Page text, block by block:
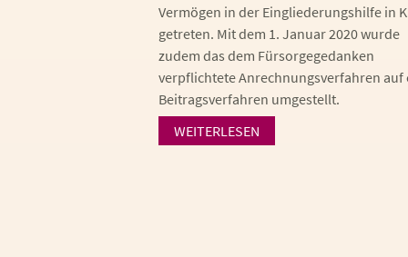
Vermögen in der Eingliederungshilfe in
getreten. Mit dem 1. Januar 2020 wurde
zudem das dem Fürsorgegedanken
verpflichtete Anrechnungsverfahren auf
Beitragsverfahren umgestellt.
WEITERLESEN